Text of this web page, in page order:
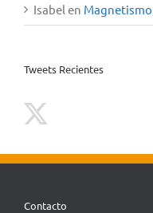
Isabel en
Tweets Recientes
Contacto